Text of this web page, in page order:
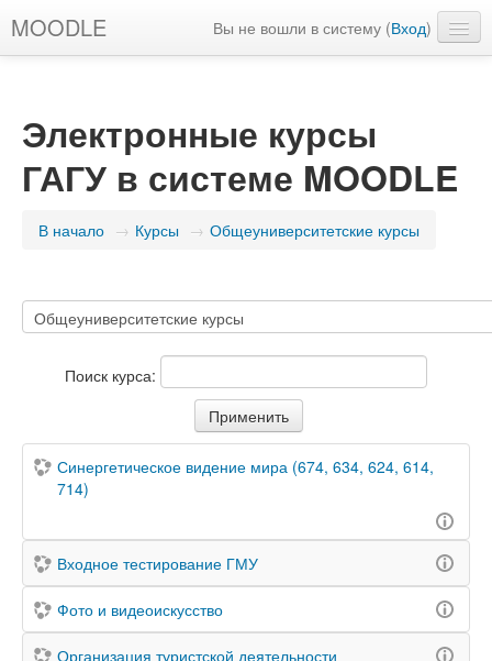
MOODLE Вы не вошли в систему (Вход)
Электронные курсы
ГАГУ в системе MOODLE
В начало → Курсы → Общеуниверситетские курсы
Поиск курса:
Синергетическое видение мира (674, 634, 624, 614,
714)
Входное тестирование ГМУ
Фото и видеоискусство
Организация туристской деятельности